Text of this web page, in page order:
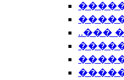
..���